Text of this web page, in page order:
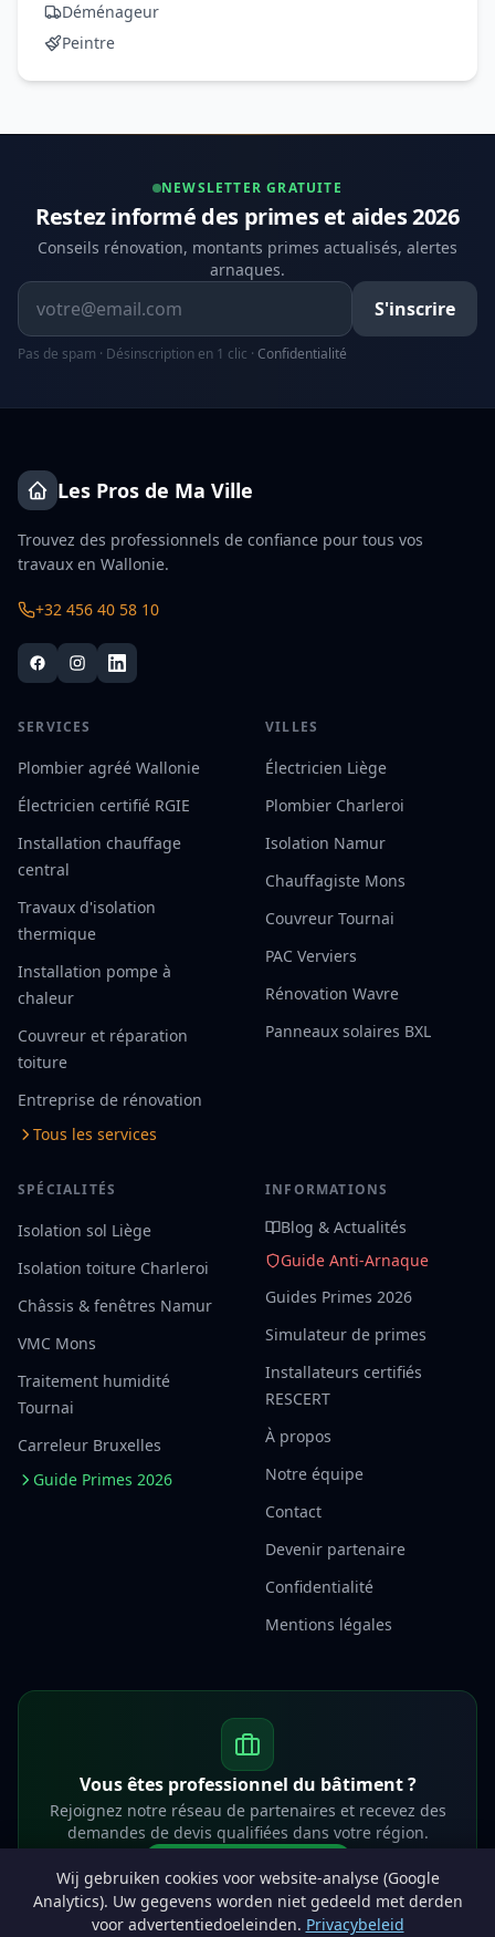
Wij gebruiken cookies voor website-analyse (Google
Analytics). Uw gegevens worden niet gedeeld met derden
voor advertentiedoeleinden. Privacybeleid
Déménageur
Peintre
NEWSLETTER GRATUITE
Restez informé des primes et aides 2026
Conseils rénovation, montants primes actualisés, alertes
arnaques.
Adresse email
S'inscrire
Pas de spam · Désinscription en 1 clic · Confidentialité
Les Pros de Ma Ville
Trouvez des professionnels de confiance pour tous vos
travaux en Wallonie.
+32 456 40 58 10
SERVICES
Plombier agréé Wallonie
Électricien certifié RGIE
Installation chauffage
central
Travaux d'isolation
thermique
Installation pompe à
chaleur
Couvreur et réparation
toiture
Entreprise de rénovation
Tous les services
VILLES
Électricien Liège
Plombier Charleroi
Isolation Namur
Chauffagiste Mons
Couvreur Tournai
PAC Verviers
Rénovation Wavre
Panneaux solaires BXL
SPÉCIALITÉS
Isolation sol Liège
Isolation toiture Charleroi
Châssis & fenêtres Namur
VMC Mons
Traitement humidité
Tournai
Carreleur Bruxelles
Guide Primes 2026
INFORMATIONS
Blog & Actualités
Guide Anti-Arnaque
Guides Primes 2026
Simulateur de primes
Installateurs certifiés
RESCERT
À propos
Notre équipe
Contact
Devenir partenaire
Confidentialité
Mentions légales
Vous êtes professionnel du bâtiment ?
Rejoignez notre réseau de partenaires et recevez des
demandes de devis qualifiées dans votre région.
info@lesprosdemaville.be